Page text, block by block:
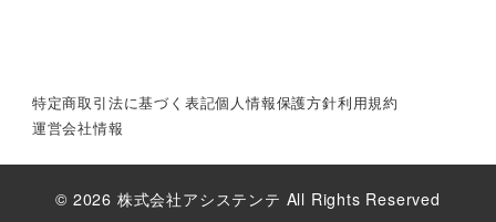
特定商取引法に基づく表記個人情報保護方針利用規約
運営会社情報
© 2026 株式会社アシステンテ All Rights Reserved